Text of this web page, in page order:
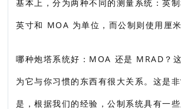
基本上，分为两种不同的测量系统：英
英寸和 MOA 为单位，而公制则使用厘
哪种炮塔系统好：MOA 还是 MRAD？
为它与你习惯的东西有很大关系。这是
是，根据我们的经验，公制系统具有一